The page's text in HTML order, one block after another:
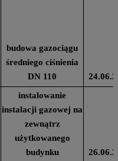
budowa gazociągu
średniego ciśnienia
DN 110
instalowanie
instalacji gazowej na
zewnątrz
użytkowanego
budynku